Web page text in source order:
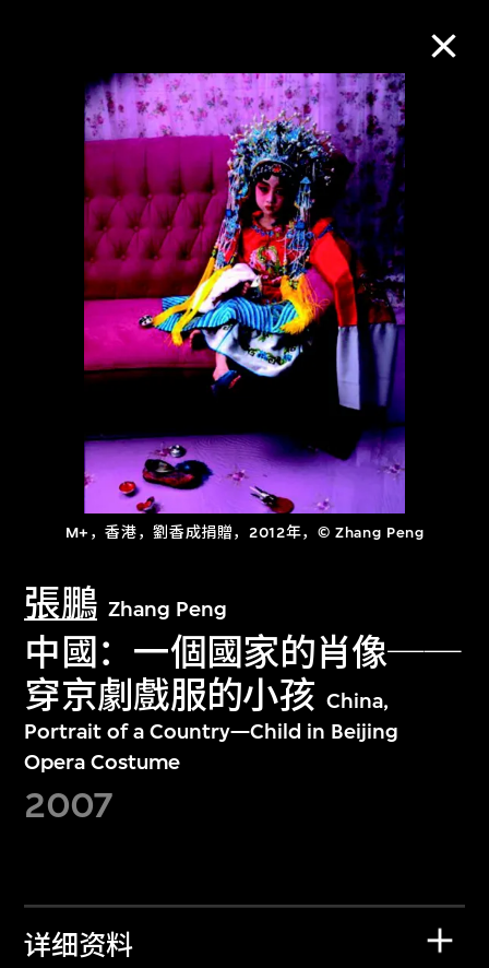
M+，香港，劉香成捐贈，2012年，© Zhang Peng
張鵬 Zhang Peng
中國：一個國家的肖像──
穿京劇戲服的小孩 China,
Portrait of a Country—Child in Beijing
Opera Costume
2007
详细资料
M+藏品
进一步筛选
关于M+藏品
探索世界顶级的二十及二十一世纪视觉
文化藏品。